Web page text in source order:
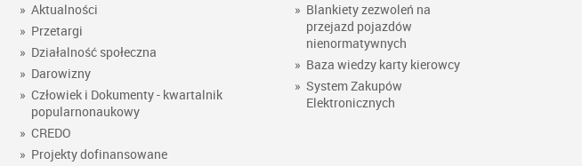
» Aktualności
» Przetargi
» Działalność społeczna
» Darowizny
» Człowiek i Dokumenty - kwartalnik
popularnonaukowy
» CREDO
» Projekty dofinansowane
» Blankiety zezwoleń na
przejazd pojazdów
nienormatywnych
» Baza wiedzy karty kierowcy
» System Zakupów
Elektronicznych